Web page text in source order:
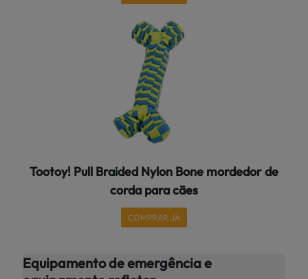
Tootoy! Pull Braided Nylon Bone mordedor de
corda para cães
COMPRAR JÁ
Equipamento de emergência e